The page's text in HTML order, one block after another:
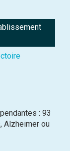
: 93
Alzheimer ou